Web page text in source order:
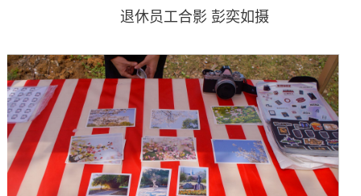
退休员工合影 彭奕如摄